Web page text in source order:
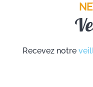
Recevez notre